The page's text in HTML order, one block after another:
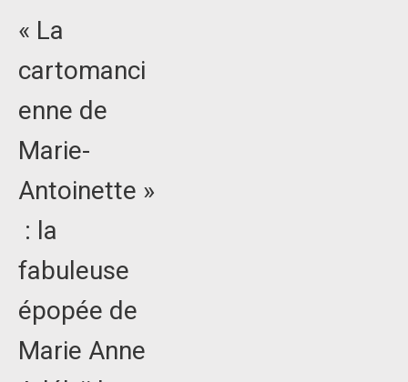
« La
cartomanci
enne de
Marie-
Antoinette »
: la
fabuleuse
épopée de
Marie Anne